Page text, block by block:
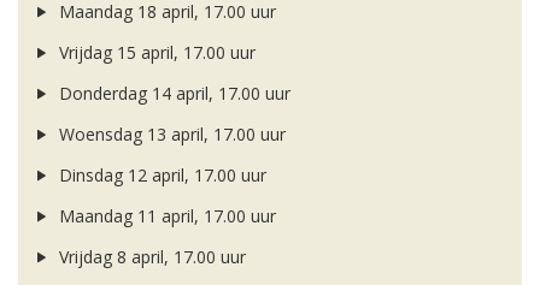
Maandag 18 april, 17.00 uur
Vrijdag 15 april, 17.00 uur
Donderdag 14 april, 17.00 uur
Woensdag 13 april, 17.00 uur
Dinsdag 12 april, 17.00 uur
Maandag 11 april, 17.00 uur
Vrijdag 8 april, 17.00 uur